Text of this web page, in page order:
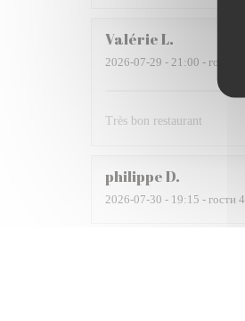
ValérieL
2026-07-29 - 21:00 - гости 3
Très bon restaurant
philippeD
2026-07-30 - 19:15 - гости 4